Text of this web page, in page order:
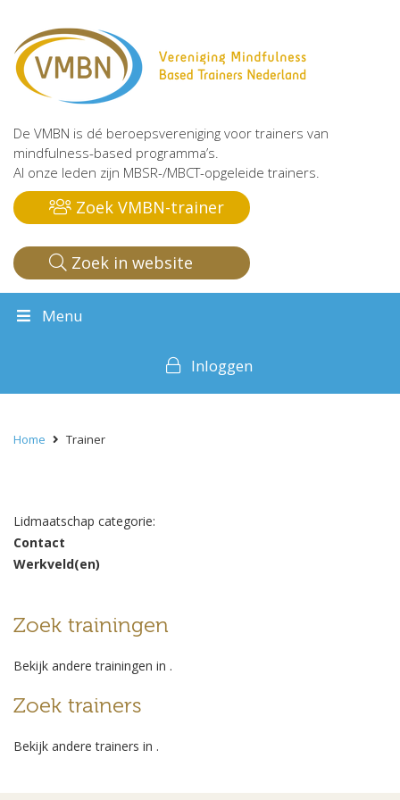
De VMBN is dé beroepsvereniging voor trainers van
mindfulness-based programma’s.
Al onze leden zijn MBSR-/MBCT-opgeleide trainers.
Zoek VMBN-trainer
Zoek in website
Menu
Inloggen
Home Trainer
Lidmaatschap categorie:
Contact
Werkveld(en)
Zoek trainingen
Bekijk andere trainingen in .
Zoek trainers
Bekijk andere trainers in .